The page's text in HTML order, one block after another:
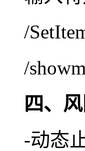
/
/
四、
-动态